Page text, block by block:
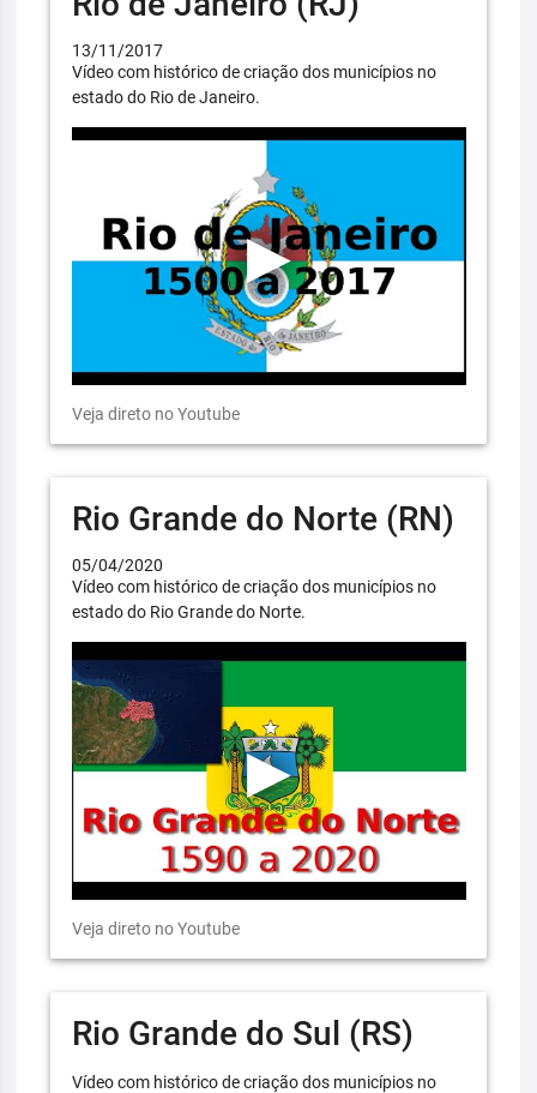
13/11/2017
Vídeo com histórico de criação dos municípios no
estado do Rio de Janeiro.
Veja direto no Youtube
Rio Grande do Norte (RN)
05/04/2020
Vídeo com histórico de criação dos municípios no
estado do Rio Grande do Norte.
Veja direto no Youtube
Rio Grande do Sul (RS)
Vídeo com histórico de criação dos municípios no